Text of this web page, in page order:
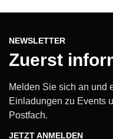
NEWSLETTER
Zuerst
Melden Sie sich an und
Einladungen zu Events
Postfach.
JETZT ANMELDEN